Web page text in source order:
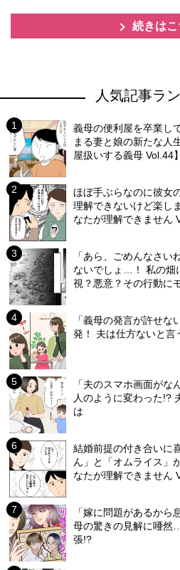
続きはこ
人気記事ラ
義母の便利屋を卒業し
まる妻と娘の新たな人
屋扱いする義母 Vol.44】
ほぼ手ぶらなのに彼女
理解できないけど楽し
なたが理解できません
「あら、ごめんなさい
ないでしょ…！ 私の畑
視？悪意？その行動に
「義母の発言が許せ
発！ 夫は仕方ないと言
「夫のスマホ画面が
人のように変わった!?
は
結婚前提の付き合いに
ん」と「オムライス」
なたが理解できません
「嫁に問題があるか
母の驚きの見解に唖然
張!?